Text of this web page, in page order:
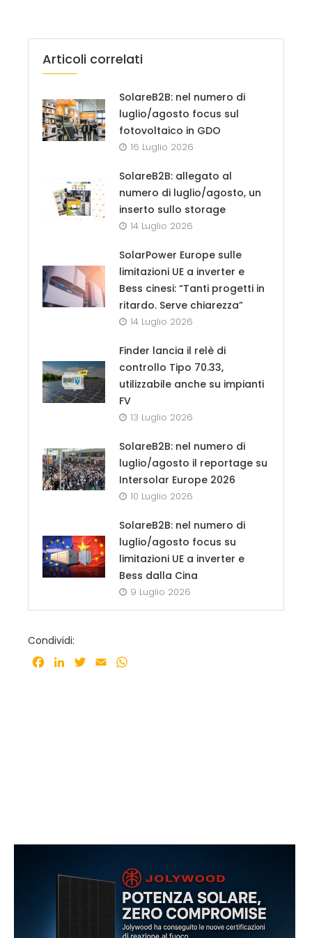
Articoli correlati
SolareB2B: nel numero di
luglio/agosto focus sul
fotovoltaico in GDO
16 Luglio 2026
SolareB2B: allegato al
numero di luglio/agosto, un
inserto sullo storage
14 Luglio 2026
SolarPower Europe sulle
limitazioni UE a inverter e
Bess cinesi: “Tanti progetti in
ritardo. Serve chiarezza”
14 Luglio 2026
Finder lancia il relè di
controllo Tipo 70.33,
utilizzabile anche su impianti
FV
13 Luglio 2026
SolareB2B: nel numero di
luglio/agosto il reportage su
Intersolar Europe 2026
10 Luglio 2026
SolareB2B: nel numero di
luglio/agosto focus su
limitazioni UE a inverter e
Bess dalla Cina
9 Luglio 2026
Condividi:
Facebook
LinkedInTwitter
Email